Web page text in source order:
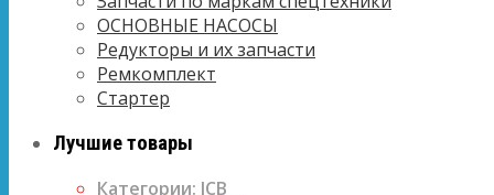
ОСНОВНЫЕ НАСОСЫ
Редукторы и их запчасти
Ремкомплект
Стартер
Лучшие товары
Категории: JCB